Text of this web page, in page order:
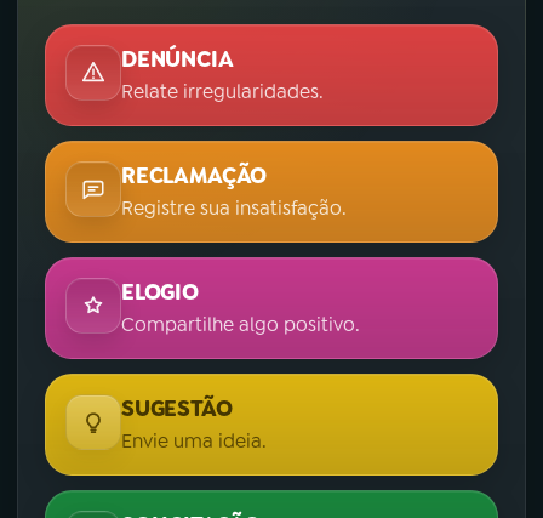
DENÚNCIA
Relate irregularidades.
RECLAMAÇÃO
Registre sua insatisfação.
ELOGIO
Compartilhe algo positivo.
SUGESTÃO
Envie uma ideia.